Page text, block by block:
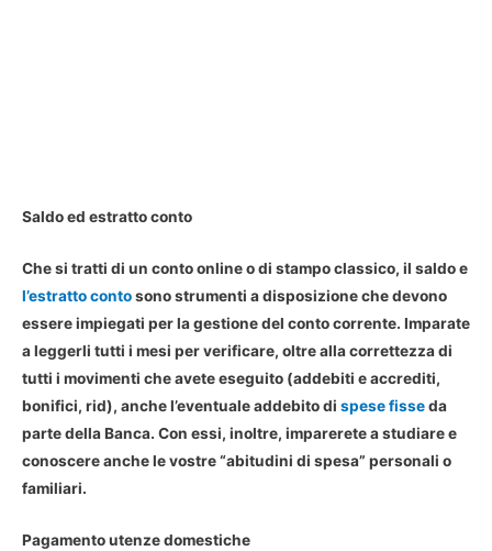
Saldo ed estratto conto
Che si tratti di un conto online o di stampo classico, il saldo e
l’estratto contosono strumenti a disposizione che devono
essere impiegati per la gestione del conto corrente. Imparate
a leggerli tutti i mesi per verificare, oltre alla correttezza di
tutti i movimenti che avete eseguito (addebiti e accrediti,
bonifici, rid), anche l’eventuale addebito di spese fisseda
parte della Banca. Con essi, inoltre, imparerete a studiare e
conoscere anche le vostre “abitudini di spesa” personali o
familiari.
Pagamento utenze domestiche